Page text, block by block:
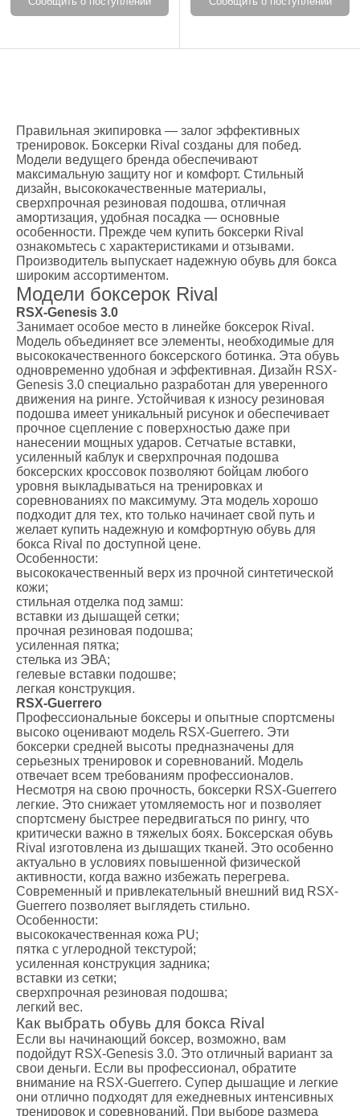
Правильная экипировка — залог эффективных
тренировок. Боксерки Rival созданы для побед.
Модели ведущего бренда обеспечивают
максимальную защиту ног и комфорт. Стильный
дизайн, высококачественные материалы,
сверхпрочная резиновая подошва, отличная
амортизация, удобная посадка — основные
особенности. Прежде чем купить боксерки Rival
ознакомьтесь с характеристиками и отзывами.
Производитель выпускает надежную обувь для бокса
широким ассортиментом.
Модели боксерок Rival
RSX-Genesis 3.0
Занимает особое место в линейке боксерок Rival.
Модель объединяет все элементы, необходимые для
высококачественного боксерского ботинка. Эта обувь
одновременно удобная и эффективная. Дизайн RSX-
Genesis 3.0 специально разработан для уверенного
движения на ринге. Устойчивая к износу резиновая
подошва имеет уникальный рисунок и обеспечивает
прочное сцепление с поверхностью даже при
нанесении мощных ударов. Сетчатые вставки,
усиленный каблук и сверхпрочная подошва
боксерских кроссовок позволяют бойцам любого
уровня выкладываться на тренировках и
соревнованиях по максимуму. Эта модель хорошо
подходит для тех, кто только начинает свой путь и
желает купить надежную и комфортную обувь для
бокса Rival по доступной цене.
Особенности:
высококачественный верх из прочной синтетической
кожи;
стильная отделка под замш:
вставки из дышащей сетки;
прочная резиновая подошва;
усиленная пятка;
стелька из ЭВА;
гелевые вставки подошве;
легкая конструкция.
RSX-Guerrero
Профессиональные боксеры и опытные спортсмены
высоко оценивают модель RSX-Guerrero. Эти
боксерки средней высоты предназначены для
серьезных тренировок и соревнований. Модель
отвечает всем требованиям профессионалов.
Несмотря на свою прочность, боксерки RSX-Guerrero
легкие. Это снижает утомляемость ног и позволяет
спортсмену быстрее передвигаться по рингу, что
критически важно в тяжелых боях. Боксерская обувь
Rival изготовлена из дышащих тканей. Это особенно
актуально в условиях повышенной физической
активности, когда важно избежать перегрева.
Современный и привлекательный внешний вид RSX-
Guerrero позволяет выглядеть стильно.
Особенности:
высококачественная кожа PU;
пятка с углеродной текстурой;
усиленная конструкция задника;
вставки из сетки;
сверхпрочная резиновая подошва;
легкий вес.
Как выбрать обувь для бокса Rival
Если вы начинающий боксер, возможно, вам
подойдут RSX-Genesis 3.0. Это отличный вариант за
свои деньги. Если вы профессионал, обратите
внимание на RSX-Guerrero. Супер дышащие и легкие
они отлично подходят для ежедневных интенсивных
тренировок и соревнований. При выборе размера